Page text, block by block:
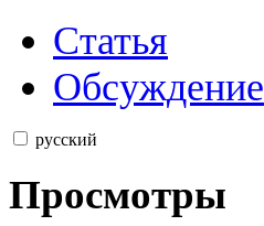
Статья
Обсуждение
русский
Просмотры